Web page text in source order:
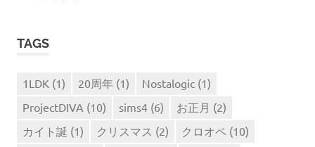
TAGS
1LDK (1) 20周年 (1) Nostalogic (1)
ProjectDIVA (10) sims4 (6) お正月 (2)
カイト誕 (1) クリスマス (2) クロオペ (10)